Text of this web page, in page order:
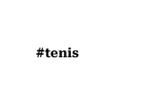
#tenis